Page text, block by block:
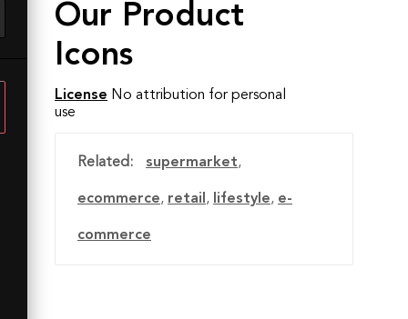
Our Product
Icons
License No attribution for personal
use
Related: supermarket,
ecommerce, retail , lifestyle, e-
commerce